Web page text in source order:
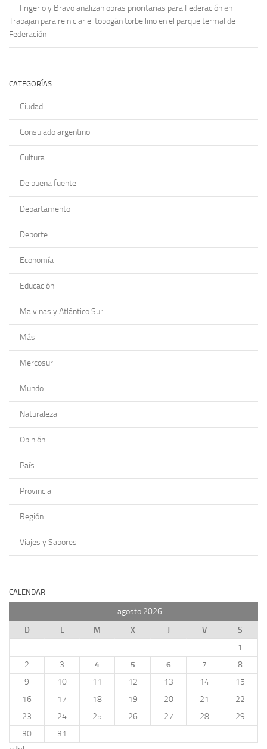
Frigerio y Bravo analizan obras prioritarias para Federación en
Trabajan para reiniciar el tobogán torbellino en el parque termal de
Federación
CATEGORÍAS
Ciudad
Consulado argentino
Cultura
De buena fuente
Departamento
Deporte
Economía
Educación
Malvinas y Atlántico Sur
Más
Mercosur
Mundo
Naturaleza
Opinión
País
Provincia
Región
Viajes y Sabores
CALENDAR
agosto 2026
D
L M X J V
S
1
2
3 4 5 6 7
8
9
10 11 12 13 14
15
16
17 18 19 20 21
22
23
24 25 26 27 28
29
30
31